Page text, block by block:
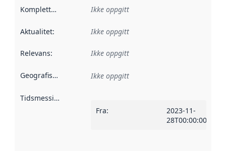
Kompletthet Ikke oppgitt
Aktualitet: Ikke oppgitt
Relevans: Ikke oppgitt
Geografisk avgrensning :
Ikke oppgitt
Tidsmessig avgrensning
Fra:
2023-11-
28T00:00:00Z